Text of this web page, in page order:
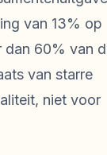
van 13% op
dan 60% van
van starre
niet voor